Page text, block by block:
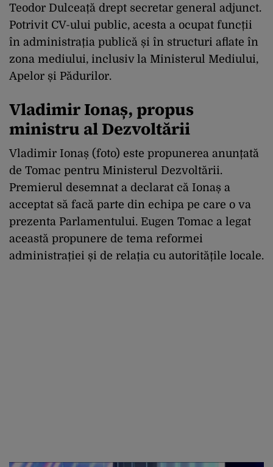
Teodor Dulceață drept secretar general adjunct.
Potrivit CV-ului public, acesta a ocupat funcții
în administrația publică și în structuri aflate în
zona mediului, inclusiv la Ministerul Mediului,
Apelor și Pădurilor.
Vladimir Ionaș, propus
ministru al Dezvoltării
Vladimir Ionaș (foto) este propunerea anunțată
de Tomac pentru Ministerul Dezvoltării.
Premierul desemnat a declarat că Ionaș a
acceptat să facă parte din echipa pe care o va
prezenta Parlamentului. Eugen Tomac a legat
această propunere de tema reformei
administrației și de relația cu autoritățile locale.